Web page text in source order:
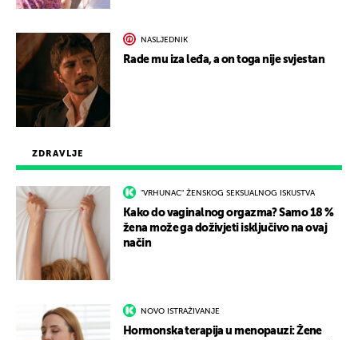
ZDRAVLJE
"VRHUNAC" ŽENSKOG SEKSUALNOG ISKUSTVA
Kako do vaginalnog orgazma? Samo 18 %
žena može ga doživjeti isključivo na ovaj
način
NOVO ISTRAŽIVANJE
Hormonska terapija u menopauzi: Žene
NASLJEDNIK
Rade mu iza leđa, a on toga nije svjestan